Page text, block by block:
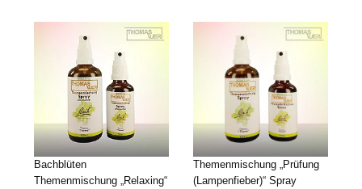
Bachblüten
Themenmischung „Relaxing“
Themenmischung „Prüfung
(Lampenfieber)“ Spray